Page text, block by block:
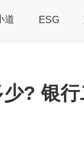
道 ESG
? 银